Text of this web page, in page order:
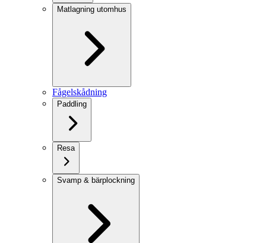
Matlagning utomhus
Fågelskådning
Paddling
Resa
Svamp & bärplockning